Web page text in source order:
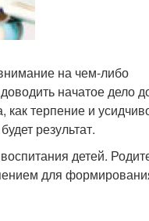
на чем-либо
начатое дело
терпение и
результат.
детей.
для